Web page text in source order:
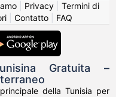
| Privacy| Termini di
| Contatto| FAQ
Gratuita –
della Tunisia per